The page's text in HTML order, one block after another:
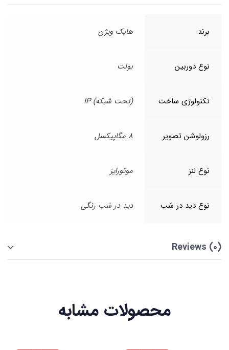
برند هایک ویژن
نوع دوربین بولت
تکنولوژی ساخت (تحت شبکه) IP
رزولوشن تصویر 8 مگاپیکسل
نوع لنز موتورایز
نوع دید در شب دید در شب رنگی
Reviews (0)
محصولات مشابه